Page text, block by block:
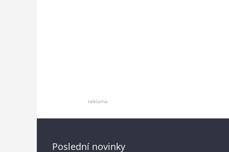
reklama
Poslední novinky